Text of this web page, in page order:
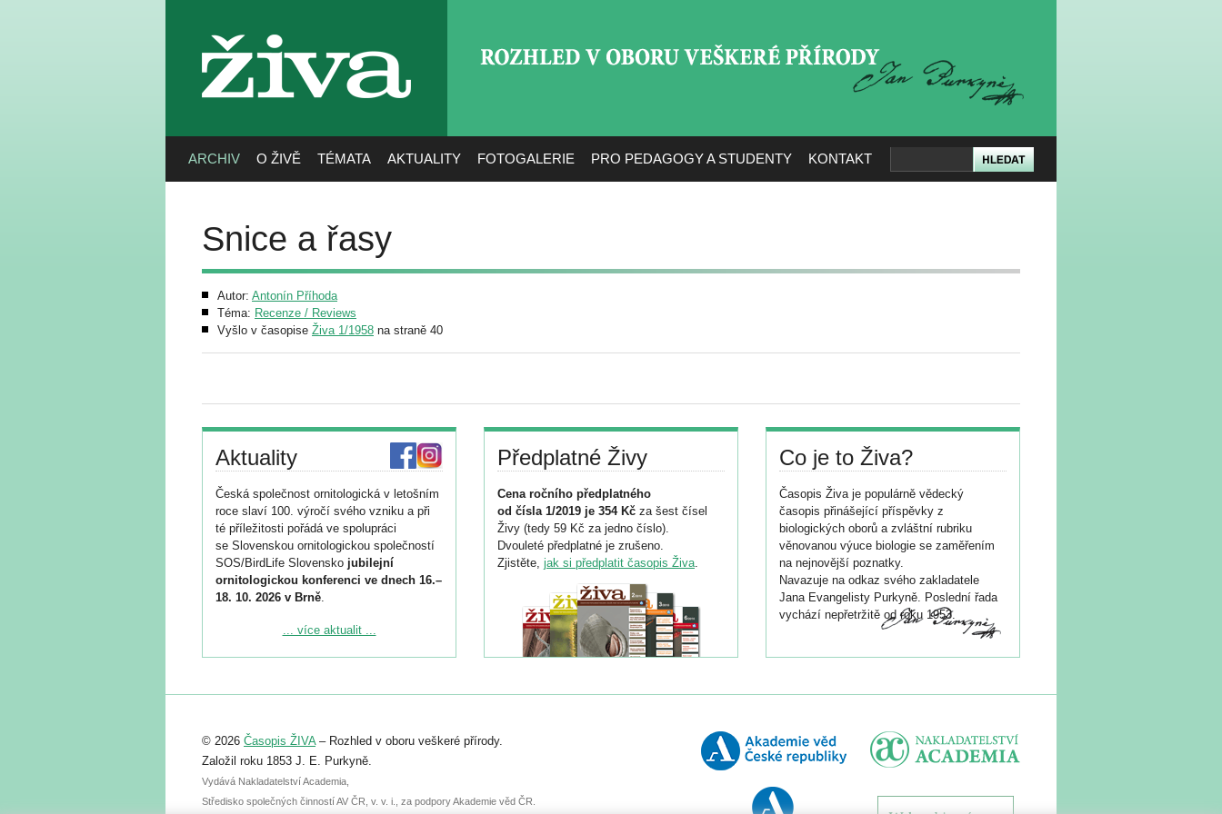
živa
ARCHIV O ŽIVĚ TÉMATA AKTUALITY FOTOGALERIE PRO PEDAGOGY A STUDENTY KONTAKT
Snice a řasy
Autor: Antonín Příhoda
Téma: Recenze / Reviews
Vyšlo v časopise Živa 1/1958 na straně 40
Aktuality
Česká společnost ornitologická v letošním
roce slaví 100. výročí svého vzniku a při
té příležitosti pořádá ve spolupráci
se Slovenskou ornitologickou společností
SOS/BirdLife Slovensko jubilejní
ornitologickou konferenci ve dnech 16.–
18. 10. 2026 v Brně.
Podrobnější informace ke konferenci
Registrovat se můžete do 6. září.
abstraktu přihlášené přednášky nebo
posteru je už 30. června.
... více aktualit ...
Předplatné Živy
Cena ročního předplatného
od čísla 1/2019 je 354 Kč za šest čísel
Živy (tedy 59 Kč za jedno číslo).
Dvouleté předplatné je zrušeno.
Zjistěte, jak si předplatit časopis Živa.
Co je to Živa?
Časopis Živa je populárně vědecký
časopis přinášející příspěvky z
biologických oborů a zvláštní rubriku
věnovanou výuce biologie se zaměřením
na nejnovější poznatky.
Navazuje na odkaz svého zakladatele
Jana Evangelisty Purkyně. Poslední řada
vychází nepřetržitě od roku 1953.
© 2026 Časopis ŽIVA– Rozhled v oboru veškeré přírody.
Založil roku 1853 J. E. Purkyně.
Vydává Nakladatelství Academia,
Středisko společných činností AV ČR, v. v. i., za podpory Akademie věd ČR.